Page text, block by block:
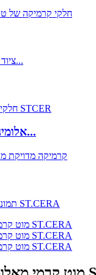
STCER אלומינה קרמיקה מדויקת...